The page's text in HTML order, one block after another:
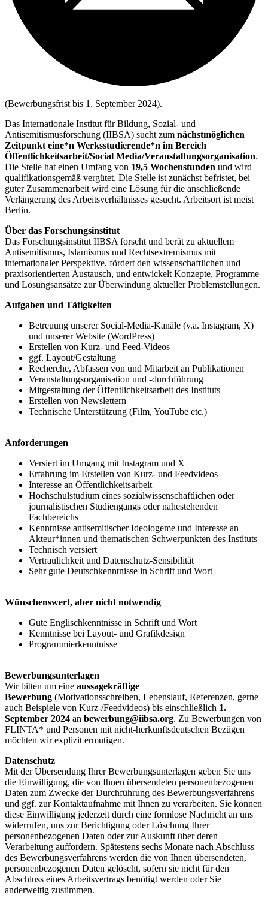
(Bewerbungsfrist bis 1. September 2024).
Das Internationale Institut für Bildung, Sozial- und
Antisemitismusforschung (IIBSA) sucht zum nächstmöglichen
Zeitpunkt eine*n Werksstudierende*n im Bereich
Öffentlichkeitsarbeit/Social Media/Veranstaltungsorganisation.
Die Stelle hat einen Umfang von 19,5 Wochenstunden und wird
qualifikationsgemäß vergütet. Die Stelle ist zunächst befristet, bei
guter Zusammenarbeit wird eine Lösung für die anschließende
Verlängerung des Arbeitsverhältnisses gesucht. Arbeitsort ist meist
Berlin.
Über das Forschungsinstitut
Das Forschungsinstitut IIBSA forscht und berät zu aktuellem
Antisemitismus, Islamismus und Rechtsextremismus mit
internationaler Perspektive, fördert den wissenschaftlichen und
praxisorientierten Austausch, und entwickelt Konzepte, Programme
und Lösungsansätze zur Überwindung aktueller Problemstellungen.
Aufgaben und Tätigkeiten
Betreuung unserer Social-Media-Kanäle (v.a. Instagram, X)
und unserer Website (WordPress)
Erstellen von Kurz- und Feed-Videos
ggf. Layout/Gestaltung
Recherche, Abfassen von und Mitarbeit an Publikationen
Veranstaltungsorganisation und -durchführung
Mitgestaltung der Öffentlichkeitsarbeit des Instituts
Erstellen von Newslettern
Technische Unterstützung (Film, YouTube etc.)
Anforderungen
Versiert im Umgang mit Instagram und X
Erfahrung im Erstellen von Kurz- und Feedvideos
Interesse an Öffentlichkeitsarbeit
Hochschulstudium eines sozialwissenschaftlichen oder
journalistischen Studiengangs oder nahestehenden
Fachbereichs
Kenntnisse antisemitischer Ideologeme und Interesse an
Akteur*innen und thematischen Schwerpunkten des Instituts
Technisch versiert
Vertraulichkeit und Datenschutz-Sensibilität
Sehr gute Deutschkenntnisse in Schrift und Wort
Wünschenswert, aber nicht notwendig
Gute Englischkenntnisse in Schrift und Wort
Kenntnisse bei Layout- und Grafikdesign
Programmierkenntnisse
Bewerbungsunterlagen
Wir bitten um eine aussagekräftige
Bewerbung (Motivationsschreiben, Lebenslauf, Referenzen, gerne
auch Beispiele von Kurz-/Feedvideos) bis einschließlich 1.
September 2024 an bewerbung@iibsa.org. Zu Bewerbungen von
FLINTA* und Personen mit nicht-herkunftsdeutschen Bezügen
möchten wir explizit ermutigen.
Datenschutz
Mit der Übersendung Ihrer Bewerbungsunterlagen geben Sie uns
die Einwilligung, die von Ihnen übersendeten personenbezogenen
Daten zum Zwecke der Durchführung des Bewerbungsverfahrens
und ggf. zur Kontaktaufnahme mit Ihnen zu verarbeiten. Sie können
diese Einwilligung jederzeit durch eine formlose Nachricht an uns
widerrufen, uns zur Berichtigung oder Löschung Ihrer
personenbezogenen Daten oder zur Auskunft über deren
Verarbeitung auffordern. Spätestens sechs Monate nach Abschluss
des Bewerbungsverfahrens werden die von Ihnen übersendeten,
personenbezogenen Daten gelöscht, sofern sie nicht für den
Abschluss eines Arbeitsvertrags benötigt werden oder Sie
anderweitig zustimmen.